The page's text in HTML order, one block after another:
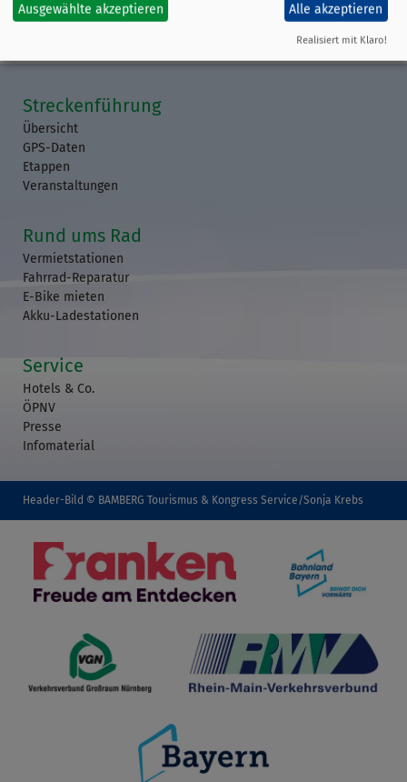
0951 2976-200
Streckenführung
Übersicht
GPS-Daten
Etappen
Veranstaltungen
Rund ums Rad
Vermietstationen
Fahrrad-Reparatur
E-Bike mieten
Akku-Ladestationen
Service
Hotels & Co.
ÖPNV
Presse
Infomaterial
Header-Bild © BAMBERG Tourismus & Kongress Service/Sonja Krebs
Ausgewählte akzeptieren Alle akzeptieren
Realisiert mit Klaro!